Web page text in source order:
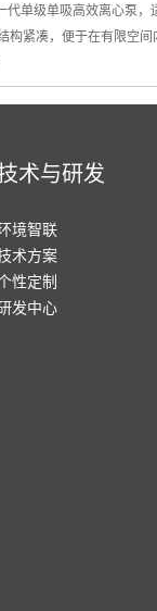
代单级单吸高效离心泵
构紧凑，便于在有限空
术与研发
境智联
术方案
性定制
发中心